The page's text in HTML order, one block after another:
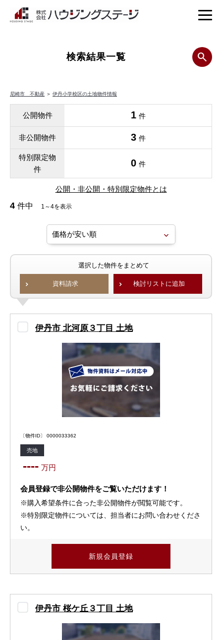
検索結果一覧
尼崎市 不動産 ＞ 伊丹小学校区の土地物件情報
公開物件 1 件
非公開物件 3 件
特別限定物
件
0 件
公開・非公開・特別限定物件とは
4 件中 1～4を表示
選択した物件をまとめて
資料請求 検討リストに追加
伊丹市 北河原３丁目 土地
〔物件ID〕 0000033362
売地
---- 万円
会員登録で非公開物件をご覧いただけます！
※購入希望条件に合った非公開物件が閲覧可能です。
※特別限定物件については、担当者にお問い合わせくださ
い。
新規会員登録
伊丹市 桜ケ丘３丁目 土地